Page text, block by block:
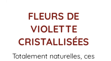
FLEURS DE
VIOLETTE
CRISTALLISÉES
Totalement naturelles, ces